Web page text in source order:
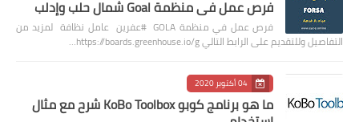
فرص عمل في منظمة Goal شمال حلب وإدلب
فرص عمل في منظمة GOLA #عفرين عامل نظافة لمزيد من
التفاصيل وللتقديم على الرابط التالي https://boards.greenhouse.io/g…
04 أكتوبر 2020
ما هو برنامج كوبو KoBo Toolbox شرح مع مثال